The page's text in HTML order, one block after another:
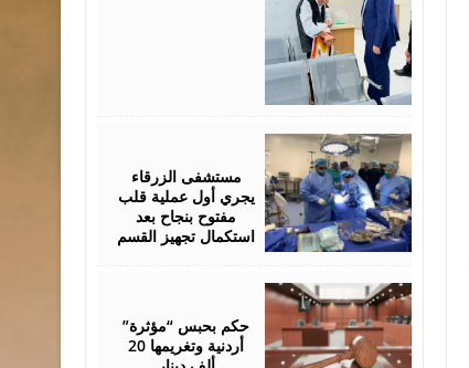
مستشفى الزرقاء
يجري أول عملية قلب
مفتوح بنجاح بعد
استكمال تجهيز القسم
حكم بحبس “مؤثرة”
أردنية وتغريمها 20